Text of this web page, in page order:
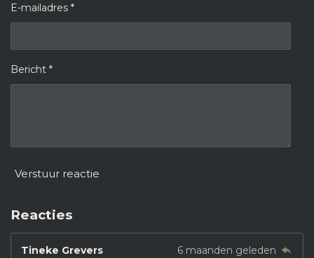
E-mailadres *
Bericht *
Verstuur reactie
Reacties
Tineke Grevers
6 maanden geleden